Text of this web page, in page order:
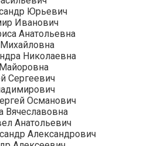
Юрьевич
Иванович
Анатольевна
Николаевна
Сергеевич
Османович
Вячеславовна
Анатольевич
Александрович